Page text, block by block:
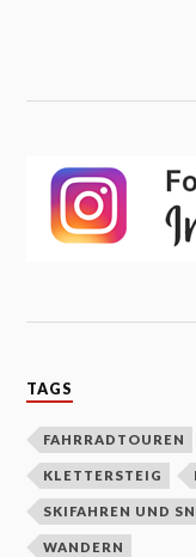
TAGS
FAHRRADTOUREN
KLETTERSTEIG
SKIFAHREN UND
WANDERN